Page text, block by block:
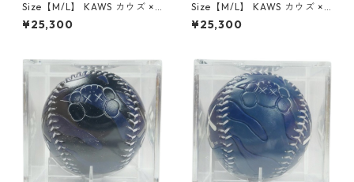
Size【M/L】 KAWS カウズ ×N
ike Club Structured AFRAM
E New York Yankees Collegi
¥25,300
Size【M/L】 KAWS カウズ ×N
ike Club Structured AFRAM
E Los Angeles Dodgers Roy
¥25,300